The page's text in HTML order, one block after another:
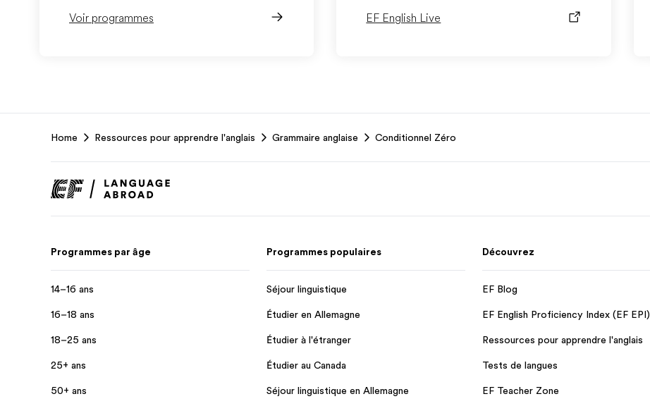
Voir programmes EF English Live
Home Ressources pour apprendre l'anglais Grammaire anglaise Conditionnel Zéro
Programmes par âge
14–16 ans
16–18 ans
18–25 ans
25+ ans
50+ ans
Programmes populaires
Séjour linguistique
Étudier en Allemagne
Étudier à l'étranger
Étudier au Canada
Séjour linguistique en Allemagne
Découvrez
EF Blog
EF English Proficiency Index (EF EPI)
Ressources pour apprendre l'anglais
Tests de langues
EF Teacher Zone